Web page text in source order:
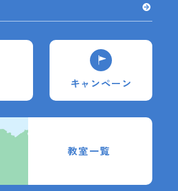
キャンペーン
教室一覧